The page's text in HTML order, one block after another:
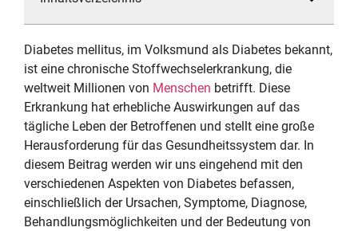
Diabetes mellitus, im Volksmund als Diabetes bekannt,
ist eine chronische Stoffwechselerkrankung, die
weltweit Millionen von Menschen betrifft. Diese
Erkrankung hat erhebliche Auswirkungen auf das
tägliche Leben der Betroffenen und stellt eine große
Herausforderung für das Gesundheitssystem dar. In
diesem Beitrag werden wir uns eingehend mit den
verschiedenen Aspekten von Diabetes befassen,
einschließlich der Ursachen, Symptome, Diagnose,
Behandlungsmöglichkeiten und der Bedeutung von